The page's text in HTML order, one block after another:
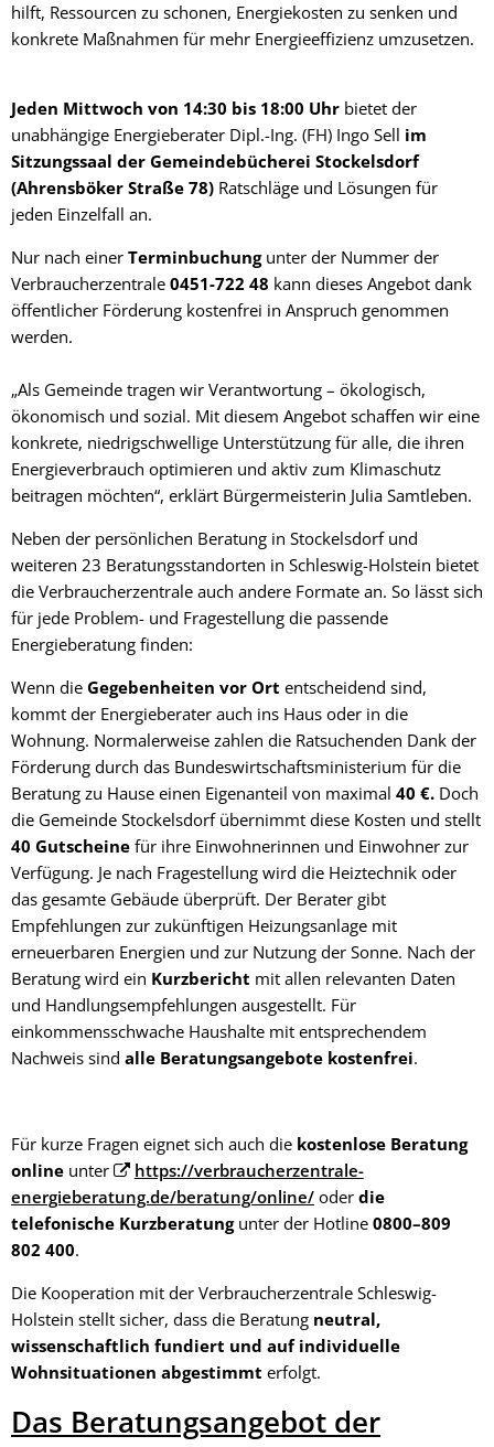
hilft, Ressourcen zu schonen, Energiekosten zu senken und
konkrete Maßnahmen für mehr Energieeffizienz umzusetzen.
Jeden Mittwoch von 14:30 bis 18:00 Uhr bietet der
unabhängige Energieberater Dipl.-Ing. (FH) Ingo Sell im
Sitzungssaal der Gemeindebücherei Stockelsdorf
(Ahrensböker Straße 78) Ratschläge und Lösungen für
jeden Einzelfall an.
Nur nach einer Terminbuchungunter der Nummer der
Verbraucherzentrale 0451-722 48 kann dieses Angebot dank
öffentlicher Förderung kostenfrei in Anspruch genommen
werden.
„Als Gemeinde tragen wir Verantwortung – ökologisch,
ökonomisch und sozial. Mit diesem Angebot schaffen wir eine
konkrete, niedrigschwellige Unterstützung für alle, die ihren
Energieverbrauch optimieren und aktiv zum Klimaschutz
beitragen möchten“, erklärt Bürgermeisterin Julia Samtleben.
Neben der persönlichen Beratung in Stockelsdorf und
weiteren 23 Beratungsstandorten in Schleswig-Holstein bietet
die Verbraucherzentrale auch andere Formate an. So lässt sich
für jede Problem- und Fragestellung die passende
Energieberatung finden:
Wenn die Gegebenheiten vor Ort entscheidend sind,
kommt der Energieberater auch ins Haus oder in die
Wohnung. Normalerweise zahlen die Ratsuchenden Dank der
Förderung durch das Bundeswirtschaftsministerium für die
Beratung zu Hause einen Eigenanteil von maximal 40 €. Doch
die Gemeinde Stockelsdorf übernimmt diese Kosten und stellt
40 Gutscheine für ihre Einwohnerinnen und Einwohner zur
Verfügung. Je nach Fragestellung wird die Heiztechnik oder
das gesamte Gebäude überprüft. Der Berater gibt
Empfehlungen zur zukünftigen Heizungsanlage mit
erneuerbaren Energien und zur Nutzung der Sonne. Nach der
Beratung wird ein Kurzbericht mit allen relevanten Daten
und Handlungsempfehlungen ausgestellt. Für
einkommensschwache Haushalte mit entsprechendem
Nachweis sind alle Beratungsangebote kostenfrei.
Für kurze Fragen eignet sich auch die kostenlose Beratung
online unter
https://verbraucherzentrale-
energieberatung.de/beratung/online/ oder die
telefonische Kurzberatungunter der Hotline 0800–809
802 400.
Die Kooperation mit der Verbraucherzentrale Schleswig-
Holstein stellt sicher, dass die Beratung neutral,
wissenschaftlich fundiert und auf individuelle
Wohnsituationen abgestimmt erfolgt.
Das Beratungsangebot der